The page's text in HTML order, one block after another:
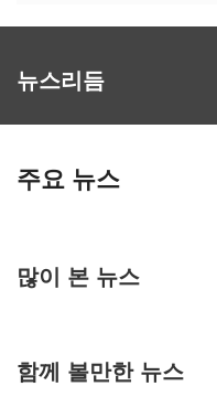
뉴스리듬
주요 뉴스
많이 본 뉴스
함께 볼만한 뉴스